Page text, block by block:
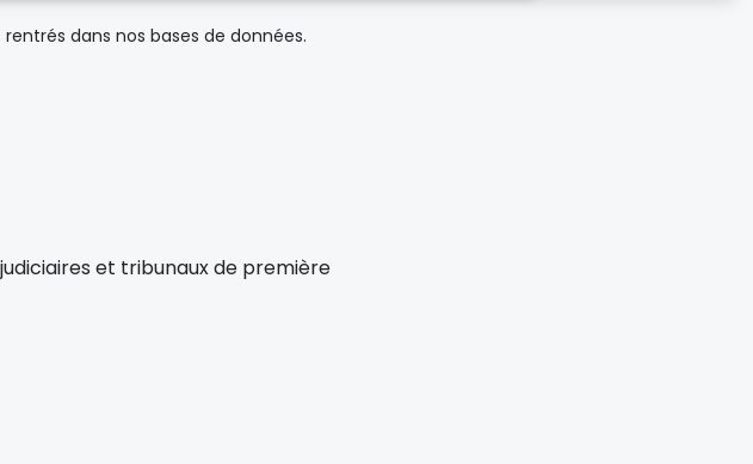
dans nos bases de données.
et tribunaux de première